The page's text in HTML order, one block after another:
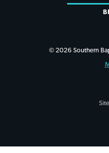
© 2026 Southern